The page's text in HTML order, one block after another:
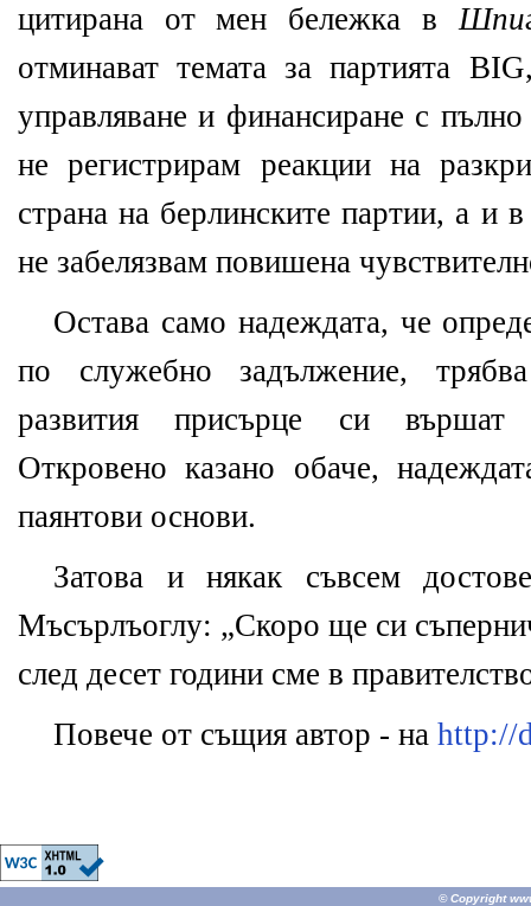
цитирана от мен бележка в
отминават темата за партията
управляване и финансиране с
не регистрирам реакции на
страна на берлинските партии, а и
не забелязвам повишена
Остава само надеждата, че
по служебно задължение,
развития присърце си вършат
Откровено казано обаче,
паянтови основи.
Затова и някак съвсем
Мъсърлъоглу: „Скоро ще си
след десет години сме в
Повече от същия автор - на http://
© Copyright